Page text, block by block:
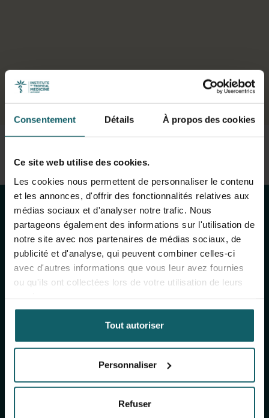
Consentement Détails À propos des cookies
Ce site web utilise des cookies.
Les cookies nous permettent de personnaliser le contenu
et les annonces, d'offrir des fonctionnalités relatives aux
médias sociaux et d'analyser notre trafic. Nous
partageons également des informations sur l'utilisation de
notre site avec nos partenaires de médias sociaux, de
publicité et d'analyse, qui peuvent combiner celles-ci
avec d'autres informations que vous leur avez fournies
ou qu'ils ont collectées lors de votre utilisation de leurs
Tout autoriser
Personnaliser
Refuser
Sélectionner un onglet
View full fingerprint
Voir la liste complète des projéts
Restez au courant
des activités de
l'IMT
Inscrivez-vous à notre newsletter générale
(mensuelle) et à The Healthropist (bimestrielle),
notre newsletter dédiée à la collecte de fonds,
pour recevoir des informations sur nos
recherches, nos projets, nos idées, nos
événements à venir, nos formations, et bien plus
S'inscrire à notre newsletter générale